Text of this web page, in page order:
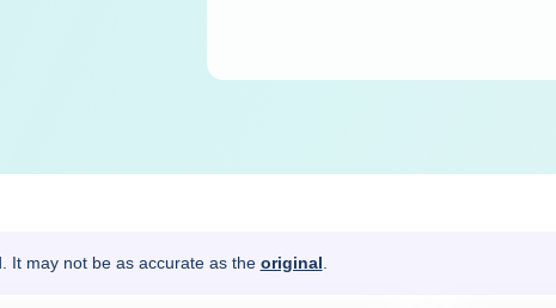
It may not be as accurate as the original